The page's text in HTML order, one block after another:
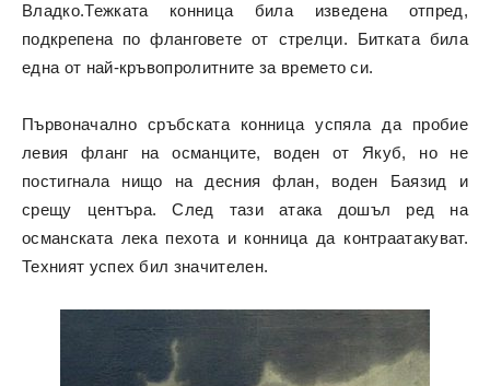
Владко.Тежката конница била изведена отпред,
подкрепена по фланговете от стрелци. Битката била
една от най-кръвопролитните за времето си.
Първоначално сръбската конница успяла да пробие
левия фланг на османците, воден от Якуб, но не
постигнала нищо на десния флан, воден Баязид и
срещу центъра. След тази атака дошъл ред на
османската лека пехота и конница да контраатакуват.
Техният успех бил значителен.